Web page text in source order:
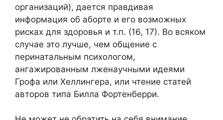
организаций), дается правдивая
информация об аборте и его возможных
рисках для здоровья и т.п. (16, 17). Во всяком
случае это лучше, чем общение с
перинатальным психологом,
ангажированным лженаучными идеями
Грофа или Хеллингера, или чтение статей
авторов типа Билла Фортенберри.